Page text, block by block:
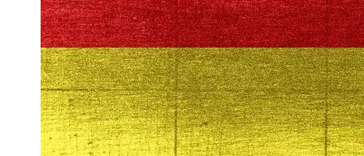
Aktuelle
Arbeitsmarktnachrichten
und Entwicklungen
Socials
Facebook